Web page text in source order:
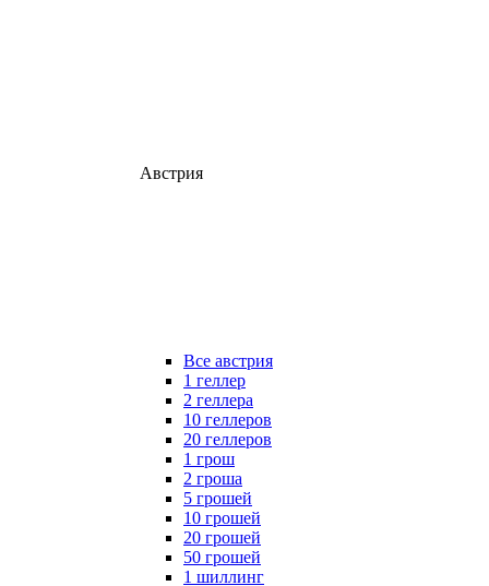
Австрия
Все австрия
1 геллер
2 геллера
10 геллеров
20 геллеров
1 грош
2 гроша
5 грошей
10 грошей
20 грошей
50 грошей
1 шиллинг